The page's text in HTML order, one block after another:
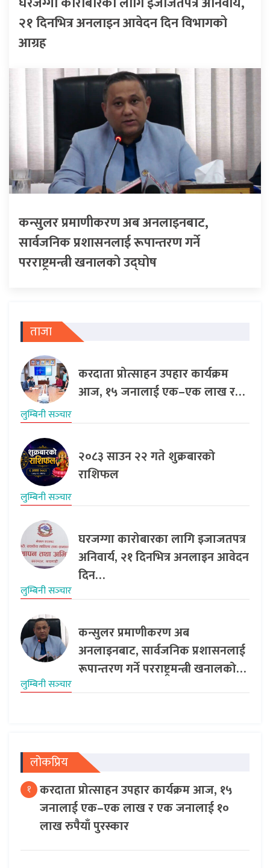
२१ दिनभित्र अनलाइन आवेदन दिन विभागको
आग्रह
कन्सुलर प्रमाणीकरण अब अनलाइनबाट,
सार्वजनिक प्रशासनलाई रूपान्तरण गर्ने
परराष्ट्रमन्त्री खनालको उद्घोष
ताजा
करदाता प्रोत्साहन उपहार कार्यक्रम
आज, १५ जनालाई एक–एक लाख र…
लुम्बिनी सञ्‍चार
२०८३ साउन २२ गते शुक्रबारको
राशिफल
लुम्बिनी सञ्‍चार
घरजग्गा कारोबारका लागि इजाजतपत्र
अनिवार्य, २१ दिनभित्र अनलाइन आवेदन
दिन…
लुम्बिनी सञ्‍चार
कन्सुलर प्रमाणीकरण अब
अनलाइनबाट, सार्वजनिक प्रशासनलाई
रूपान्तरण गर्ने परराष्ट्रमन्त्री खनालको…
लुम्बिनी सञ्‍चार
लोकप्रिय
१ करदाता प्रोत्साहन उपहार कार्यक्रम आज, १५
जनालाई एक–एक लाख र एक जनालाई १०
लाख रुपैयाँ पुरस्कार